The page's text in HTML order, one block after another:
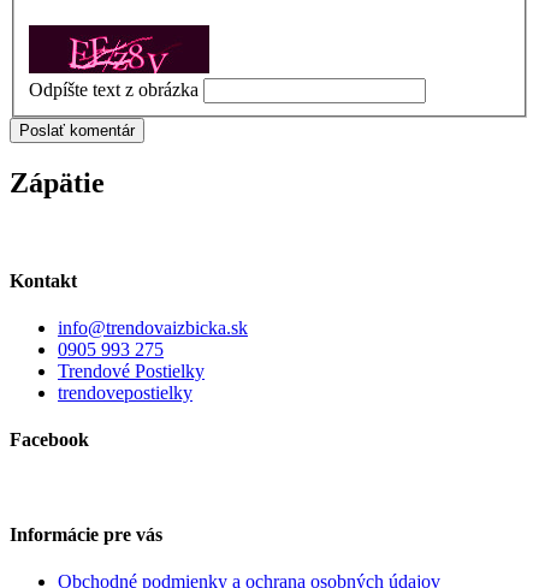
Odpíšte text z obrázka
Zápätie
Kontakt
info@trendovaizbicka.sk
0905 993 275
Trendové Postielky
trendovepostielky
Facebook
Informácie pre vás
Obchodné podmienky a ochrana osobných údajov